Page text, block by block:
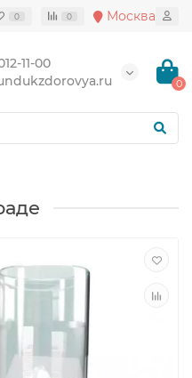
0 0 Москва
11-00
0